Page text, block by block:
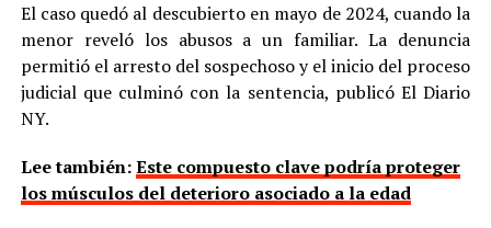
El caso quedó al descubierto en mayo de 2024, cuando la
menor reveló los abusos a un familiar. La denuncia
permitió el arresto del sospechoso y el inicio del proceso
judicial que culminó con la sentencia, publicó El Diario
NY.
Lee también:Este compuesto clave podría proteger
los músculos del deterioro asociado a la edad